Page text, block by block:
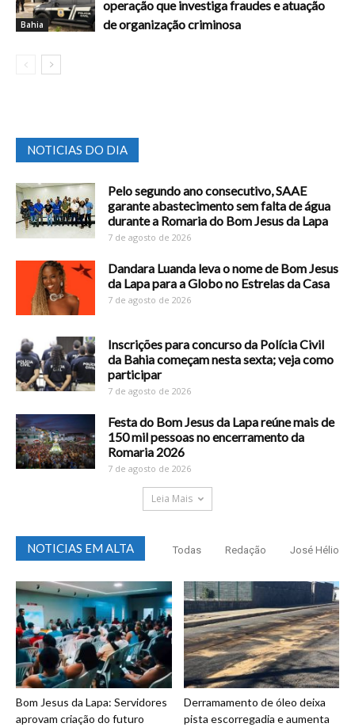
Bahia
operação que investiga fraudes e atuação
de organização criminosa
NOTICIAS DO DIA
Pelo segundo ano consecutivo, SAAE
garante abastecimento sem falta de água
durante a Romaria do Bom Jesus da Lapa
7 de agosto de 2026
Dandara Luanda leva o nome de Bom Jesus
da Lapa para a Globo no Estrelas da Casa
7 de agosto de 2026
Inscrições para concurso da Polícia Civil
da Bahia começam nesta sexta; veja como
participar
7 de agosto de 2026
Festa do Bom Jesus da Lapa reúne mais de
150 mil pessoas no encerramento da
Romaria 2026
7 de agosto de 2026
Leia Mais
NOTICIAS EM ALTA Todas Redação José Hélio
Bom Jesus da Lapa: Servidores
aprovam criação do futuro
Derramamento de óleo deixa
pista escorregadia e aumenta